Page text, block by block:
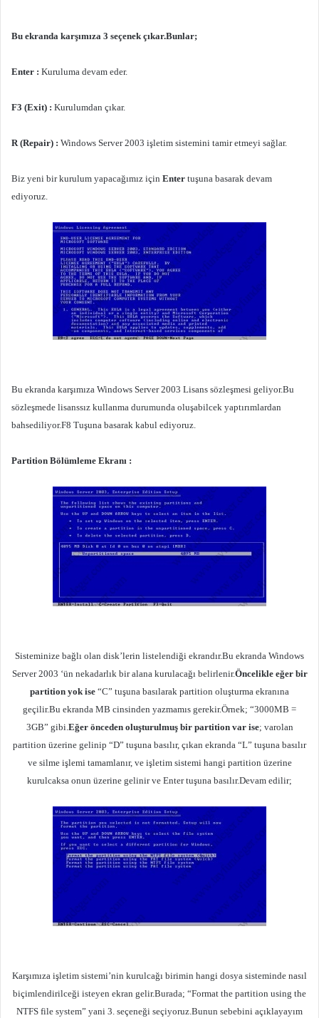
Bu ekranda karşımıza 3 seçenek çıkar.Bunlar;
Enter : Kuruluma devam eder.
F3 (Exit) : Kurulumdan çıkar.
R (Repair) : Windows Server 2003 işletim sistemini tamir etmeyi sağlar.
Biz yeni bir kurulum yapacağımız için Enter tuşuna basarak devam
ediyoruz.
Bu ekranda karşımıza Windows Server 2003 Lisans sözleşmesi geliyor.Bu
sözleşmede lisanssız kullanma durumunda oluşabilcek yaptırımlardan
bahsediliyor.F8 Tuşuna basarak kabul ediyoruz.
Partition Bölümleme Ekranı :
Sisteminize bağlı olan disk’lerin listelendiği ekrandır.Bu ekranda Windows
Server 2003 ‘ün nekadarlık bir alana kurulacağı belirlenir.Öncelikle eğer bir
partition yok ise “C” tuşuna basılarak partition oluşturma ekranına
geçilir.Bu ekranda MB cinsinden yazmamıs gerekir.Örnek; “3000MB =
3GB” gibi.Eğer önceden oluşturulmuş bir partition var ise; varolan
partition üzerine gelinip “D” tuşuna basılır, çıkan ekranda “L” tuşuna basılır
ve silme işlemi tamamlanır, ve işletim sistemi hangi partition üzerine
kurulcaksa onun üzerine gelinir ve Enter tuşuna basılır.Devam edilir;
Karşımıza işletim sistemi’nin kurulcağı birimin hangi dosya sisteminde nasıl
biçimlendirilceği isteyen ekran gelir.Burada; “Format the partition using the
NTFS file system” yani 3. seçeneği seçiyoruz.Bunun sebebini açıklayayım